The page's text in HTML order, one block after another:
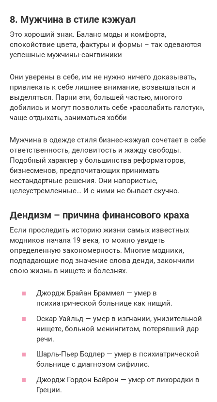
8. Мужчина в стиле кэжуал
Это хороший знак. Баланс моды и комфорта,
спокойствие цвета, фактуры и формы – так одеваются
успешные мужчины-сангвиники
Они уверены в себе, им не нужно ничего доказывать,
привлекать к себе лишнее внимание, возвышаться и
выделяться. Парни эти, большей частью, многого
добились и могут позволить себе «расслабить галстук»,
чаще отдыхать, заниматься хобби
Мужчина в одежде стиля бизнес-кэжуал сочетает в себе
ответственность, деловитость и жажду свободы.
Подобный характер у большинства реформаторов,
бизнесменов, предпочитающих принимать
нестандартные решения. Они напористые,
целеустремленные… И с ними не бывает скучно.
Дендизм – причина финансового краха
Если проследить историю жизни самых известных
модников начала 19 века, то можно увидеть
определенную закономерность. Многие модники,
подпадающие под значение слова денди, закончили
свою жизнь в нищете и болезнях.
Джордж Брайан Браммел — умер в
психиатрической больнице как нищий.
Оскар Уайльд — умер в изгнании, унизительной
нищете, больной менингитом, потерявший дар
речи.
Шарль-Пьер Бодлер — умер в психиатрической
больнице с диагнозом сифилис.
Джордж Гордон Байрон — умер от лихорадки в
Греции.